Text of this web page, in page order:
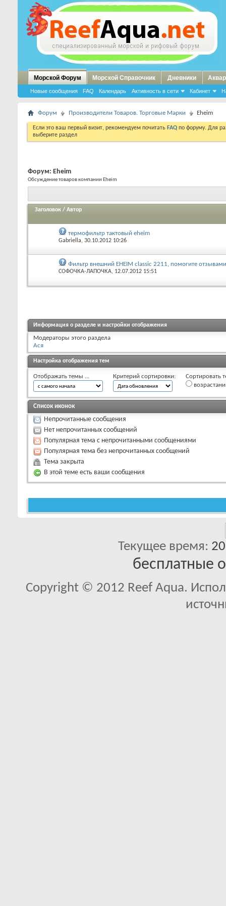
Морской Форум
Новые сообщения FAQ Календарь Активность в сети Кабинет
Морской Справочник Дневники
Форум Производители Товаров. Торговые Марки Eheim
Если это ваш первый визит, рекомендуем почитать FAQ по форуму. Для
выберите раздел
Форум: Eheim
Обсуждение товаров компании Eheim
Заголовок / Автор
термофильтр тактовый eheim
Gabriella, 30.10.2012 10:26
Фильтр внешний EHEIM classic 2211, помогите
СОФОЧКА-ЛАПОЧКА, 12.07.2012 15:51
Информация о разделе и настройки отображения
Модераторы этого раздела
Ася
Настройка отображения тем
Отображать темы ... Критерий сортировки:
Сортировать
Список иконок
Непрочитанные сообщения
Нет непрочитанных сообщений
Популярная тема с непрочитанными сообщениями
Популярная тема без непрочитанных сообщений
Тема закрыта
В этой теме есть ваши сообщения
Текущее время:
бесплатные
Copyright © 2012 Reef Aqua.